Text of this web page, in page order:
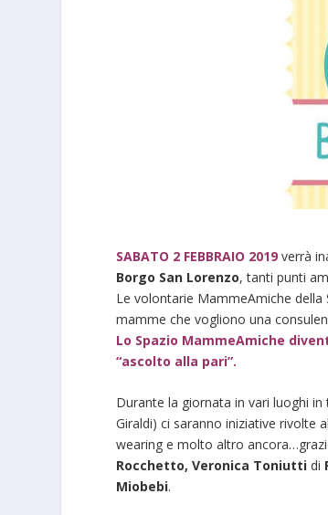
SABATO 2 FEBBRAIO 2019 verrà
Borgo San Lorenzo, tanti punti
Le volontarie MammeAmiche
mamme che vogliono una
Lo Spazio MammeAmiche
“ascolto alla pari”.
Durante la giornata in vari luoghi
Giraldi) ci saranno iniziative rivolte
wearing e molto altro
Rocchetto, Veronica Toniuttidi
Miobebi.